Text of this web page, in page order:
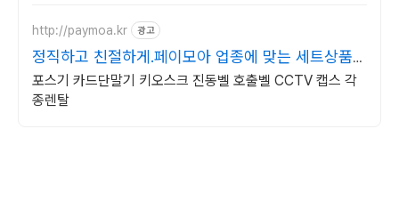
http://paymoa.kr 광고
정직하고 친절하게.페이모아 업종에 맞는 세트상품
할인
포스기 카드단말기 키오스크 진동벨 호출벨 CCTV 캡스 각
종렌탈